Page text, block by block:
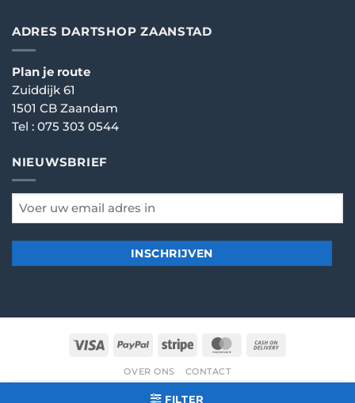
FILTER
ADRES DARTSHOP ZAANSTAD
Plan je route
Zuiddijk 61
1501 CB Zaandam
Tel : 075 303 0544
NIEUWSBRIEF
email
*
Visa PayPal Stripe MasterCard
OVER ONS CONTACT
Dartshop Zaanstad- Alle rechten voorbehouden